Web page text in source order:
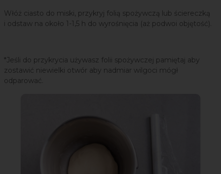
Włóż ciasto do miski, przykryj folią spożywczą lub ściereczką
i odstaw na około 1-1,5 h do wyrośnięcia (aż podwoi objętość).
*Jeśli do przykrycia używasz folii spożywczej pamiętaj aby
zostawić niewielki otwór aby nadmiar wilgoci mógł
odparować.